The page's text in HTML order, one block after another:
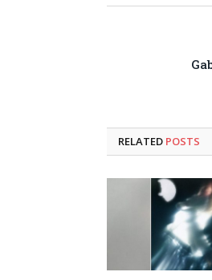
RELATED POSTS